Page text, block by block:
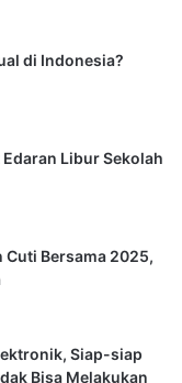
di Indonesia?
Libur Sekolah
Cuti Bersama 2025,
Siap-siap
Bisa Melakukan